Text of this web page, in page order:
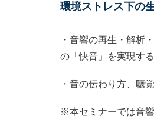
環境ストレス下の
・音響の再生・解析
の「快音」を実現す
・音の伝わり方、聴
※本セミナーでは音